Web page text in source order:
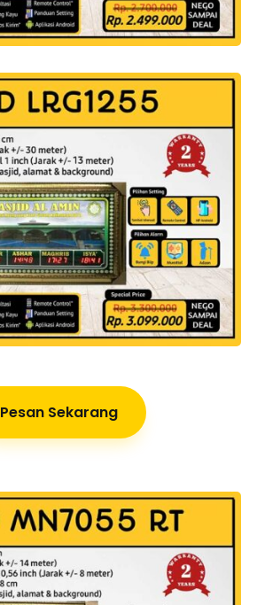
Pesan Sekarang